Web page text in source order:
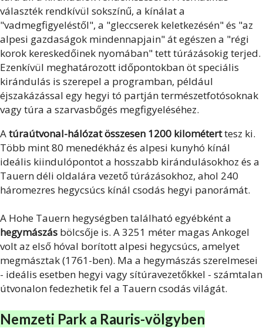
választék rendkívül sokszínű, a kínálat a
"vadmegfigyeléstől", a "gleccserek keletkezésén" és "az
alpesi gazdaságok mindennapjain" át egészen a "régi
korok kereskedőinek nyomában" tett túrázásokig terjed.
Ezenkívül meghatározott időpontokban öt speciális
kirándulás is szerepel a programban, például
éjszakázással egy hegyi tó partján természetfotósoknak
vagy túra a szarvasbőgés megfigyeléséhez.
Atúraútvonal-hálózat összesen 1200 kilométerttesz ki.
Több mint 80 menedékház és alpesi kunyhó kínál
ideális kiindulópontot a hosszabb kirándulásokhoz és a
Tauern déli oldalára vezető túrázásokhoz, ahol 240
háromezres hegycsúcs kínál csodás hegyi panorámát.
A Hohe Tauern hegységben található egyébként a
hegymászás bölcsője is. A 3251 méter magas Ankogel
volt az első hóval borított alpesi hegycsúcs, amelyet
megmásztak (1761-ben). Ma a hegymászás szerelmesei
- ideális esetben hegyi vagy sítúravezetőkkel - számtalan
útvonalon fedezhetik fel a Tauern csodás világát.
Nemzeti Park a Rauris-völgyben